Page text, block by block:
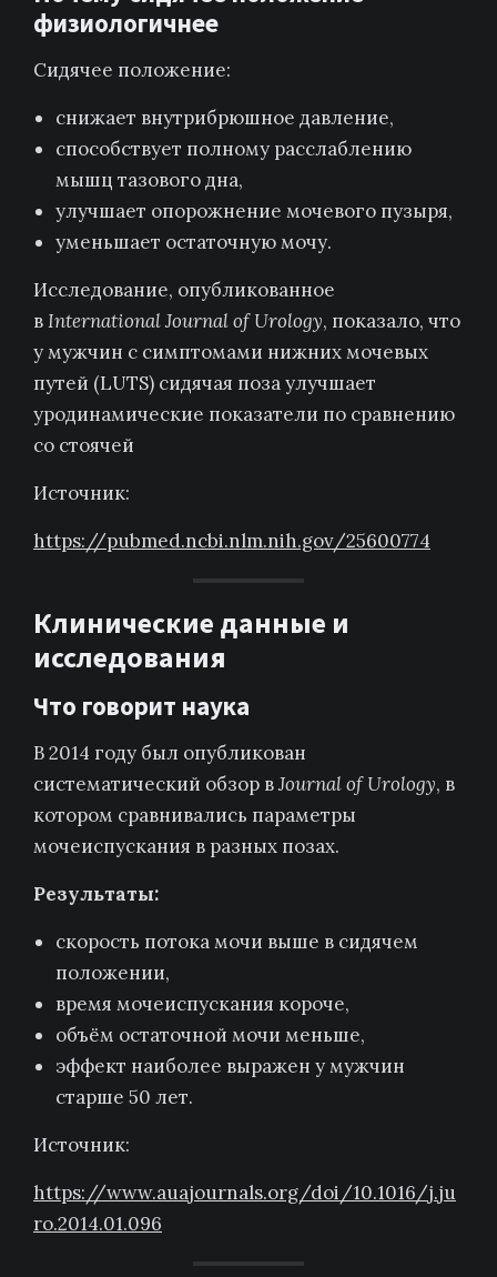
физиологичнее
Сидячее положение:
снижает внутрибрюшное давление,
способствует полному расслаблению
мышц тазового дна,
улучшает опорожнение мочевого пузыря,
уменьшает остаточную мочу.
Исследование, опубликованное
вInternational Journal of Urology, показало, что
у мужчин с симптомами нижних мочевых
путей (LUTS) сидячая поза улучшает
уродинамические показатели по сравнению
со стоячей
Источник:
https://pubmed.ncbi.nlm.nih.gov/25600774
Клинические данные и
исследования
Что говорит наука
В 2014 году был опубликован
систематический обзор вJournal of Urology, в
котором сравнивались параметры
мочеиспускания в разных позах.
Результаты:
скорость потока мочи выше в сидячем
положении,
время мочеиспускания короче,
объём остаточной мочи меньше,
эффект наиболее выражен у мужчин
старше 50 лет.
Источник:
https://www.auajournals.org/doi/10.1016/j.ju
ro.2014.01.096